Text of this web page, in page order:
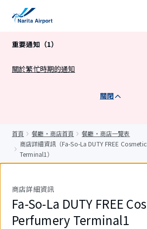
重要通知（1）
關於繁忙時期的通知
關閉
首頁 餐廳・商店首頁
餐廳・商店一覽表
商店詳細資訊（Fa-So-La DUTY FREE
Terminal1）
商店詳細資訊
Fa-So-La DUTY FREE
Perfumery Terminal1